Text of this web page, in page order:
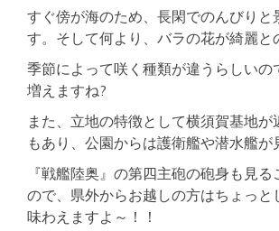
すぐ傍が海のため、長閑でのんびりと
す。そして何より、バラの花が綺麗と
季節によって咲く種類が違うらしいの
増えますね?
また、立地の特徴として横須賀基地が
もあり、公園からは護衛艦や潜水艦が
『戦艦陸奥』の第四主砲の砲身も見
ので、県外からお越しの方はちょっと
味わえますよ～！！